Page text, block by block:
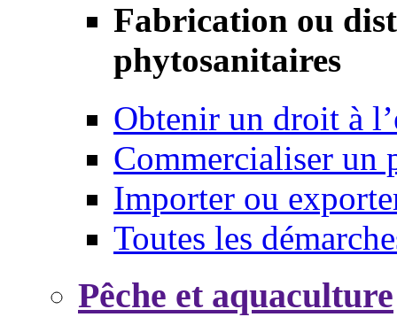
Fabrication ou
phytosanitaires
Obtenir un droit à
Commercialiser un
Importer ou
Toutes les
Pêche et aquaculture